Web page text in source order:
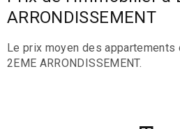
ARRONDISSEMENT
Le prix moyen des appartements
2EME ARRONDISSEMENT.